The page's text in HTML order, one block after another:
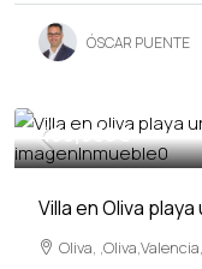
ÓSCAR PUENTE
499,900€
Villa en Oliva
Oliva,